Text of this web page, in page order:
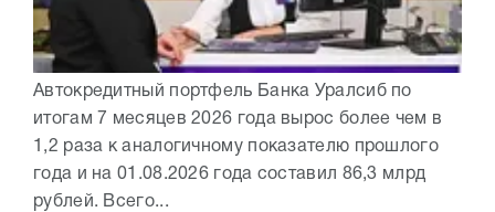
Автокредитный портфель Банка Уралсиб по
итогам 7 месяцев 2026 года вырос более чем в
1,2 раза к аналогичному показателю прошлого
года и на 01.08.2026 года составил 86,3 млрд
рублей. Всего...